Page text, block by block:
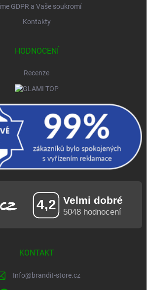
GDPR a Vaše soukromí
Kontakty
HODNOCENÍ
Recenze
KONTAKT
Info@brandit-store.cz